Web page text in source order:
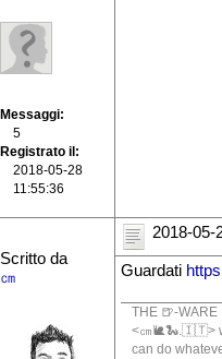
Messaggi
5
Registrato il
2018-05-28
11:55:36
Scritto da
㎝
2018-05-
Guardati
THE 🍺-
<㎝🐌🐍.🇮🇹>
can do